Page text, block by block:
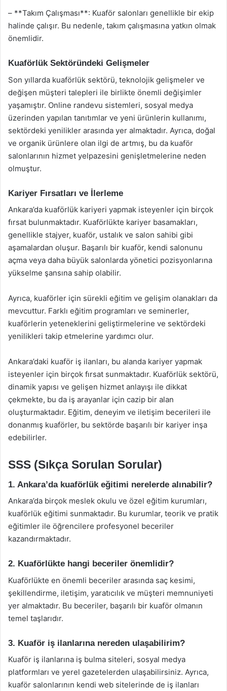
– **Takım Çalışması**: Kuaför salonları genellikle bir ekip
halinde çalışır. Bu nedenle, takım çalışmasına yatkın olmak
önemlidir.
Kuaförlük Sektöründeki Gelişmeler
Son yıllarda kuaförlük sektörü, teknolojik gelişmeler ve
değişen müşteri talepleri ile birlikte önemli değişimler
yaşamıştır. Online randevu sistemleri, sosyal medya
üzerinden yapılan tanıtımlar ve yeni ürünlerin kullanımı,
sektördeki yenilikler arasında yer almaktadır. Ayrıca, doğal
ve organik ürünlere olan ilgi de artmış, bu da kuaför
salonlarının hizmet yelpazesini genişletmelerine neden
olmuştur.
Kariyer Fırsatları ve İlerleme
Ankara’da kuaförlük kariyeri yapmak isteyenler için birçok
fırsat bulunmaktadır. Kuaförlükte kariyer basamakları,
genellikle stajyer, kuaför, ustalık ve salon sahibi gibi
aşamalardan oluşur. Başarılı bir kuaför, kendi salonunu
açma veya daha büyük salonlarda yönetici pozisyonlarına
yükselme şansına sahip olabilir.
Ayrıca, kuaförler için sürekli eğitim ve gelişim olanakları da
mevcuttur. Farklı eğitim programları ve seminerler,
kuaförlerin yeteneklerini geliştirmelerine ve sektördeki
yenilikleri takip etmelerine yardımcı olur.
Ankara’daki kuaför iş ilanları, bu alanda kariyer yapmak
isteyenler için birçok fırsat sunmaktadır. Kuaförlük sektörü,
dinamik yapısı ve gelişen hizmet anlayışı ile dikkat
çekmekte, bu da iş arayanlar için cazip bir alan
oluşturmaktadır. Eğitim, deneyim ve iletişim becerileri ile
donanmış kuaförler, bu sektörde başarılı bir kariyer inşa
edebilirler.
SSS (Sıkça Sorulan Sorular)
1. Ankara’da kuaförlük eğitimi nerelerde alınabilir?
Ankara’da birçok meslek okulu ve özel eğitim kurumları,
kuaförlük eğitimi sunmaktadır. Bu kurumlar, teorik ve pratik
eğitimler ile öğrencilere profesyonel beceriler
kazandırmaktadır.
2. Kuaförlükte hangi beceriler önemlidir?
Kuaförlükte en önemli beceriler arasında saç kesimi,
şekillendirme, iletişim, yaratıcılık ve müşteri memnuniyeti
yer almaktadır. Bu beceriler, başarılı bir kuaför olmanın
temel taşlarıdır.
3. Kuaför iş ilanlarına nereden ulaşabilirim?
Kuaför iş ilanlarına iş bulma siteleri, sosyal medya
platformları ve yerel gazetelerden ulaşabilirsiniz. Ayrıca,
kuaför salonlarının kendi web sitelerinde de iş ilanları